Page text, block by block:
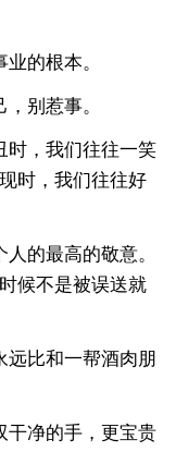
的根本。
别惹事。
时，我们往往一笑
时，我们往往好
的最高的敬意。
候不是被误送就
远比和一帮酒肉朋
干净的手，更宝贵